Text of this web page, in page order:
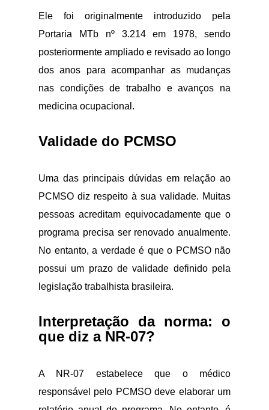
Ele foi originalmente introduzido pela
Portaria MTb nº 3.214 em 1978, sendo
posteriormente ampliado e revisado ao longo
dos anos para acompanhar as mudanças
nas condições de trabalho e avanços na
medicina ocupacional.
Validade do PCMSO
Uma das principais dúvidas em relação ao
PCMSO diz respeito à sua validade. Muitas
pessoas acreditam equivocadamente que o
programa precisa ser renovado anualmente.
No entanto, a verdade é que o PCMSO não
possui um prazo de validade definido pela
legislação trabalhista brasileira.
Interpretação da norma: o
que diz a NR-07?
A NR-07 estabelece que o médico
responsável pelo PCMSO deve elaborar um